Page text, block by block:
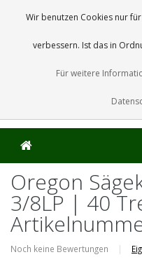
Oregon
3/8LP | 40
Noch keine Bewertungen |
Wir benutzen Cookies nur
verbessern. Ist das in
Für weitere